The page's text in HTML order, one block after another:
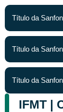
Título da
Título da
Título da
IFMT |